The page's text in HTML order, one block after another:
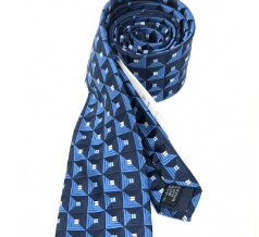
Bijuterii Mirese
Reduceri
Cele mai noi
Cele mai vandute
Cele mai votate
Cu video